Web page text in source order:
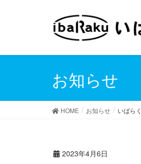
お知らせ
HOME お知らせ いばら
2023年4月6日